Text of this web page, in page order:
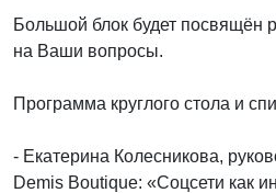
Большой блок будет посвящён
на Ваши вопросы.
Программа круглого стола и
- Екатерина Колесникова,
Demis Boutique: «Соцсети как